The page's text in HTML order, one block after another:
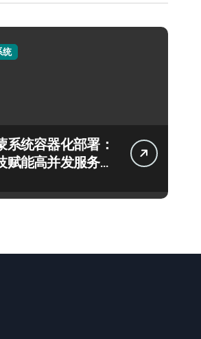
统
系统容器化部署：
赋能高并发服务器